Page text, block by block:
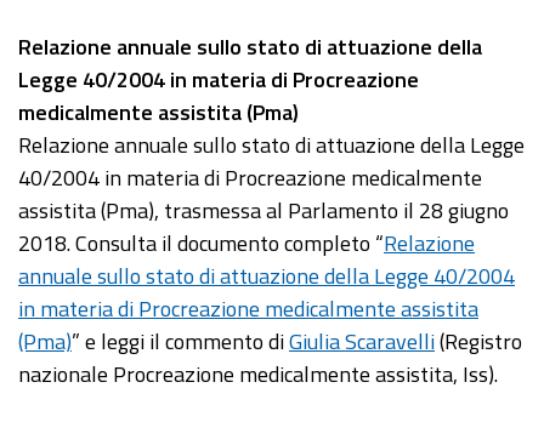
Relazione annuale sullo stato di attuazione della
Legge 40/2004 in materia di Procreazione
medicalmente assistita (Pma)
Relazione annuale sullo stato di attuazione della Legge
40/2004 in materia di Procreazione medicalmente
assistita (Pma), trasmessa al Parlamento il 28 giugno
2018. Consulta il documento completo “Relazione
annuale sullo stato di attuazione della Legge 40/2004
in materia di Procreazione medicalmente assistita
(Pma)” e leggi il commento diGiulia Scaravelli(Registro
nazionale Procreazione medicalmente assistita, Iss).